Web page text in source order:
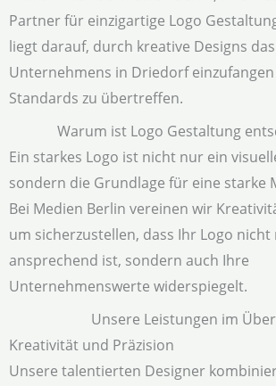
Partner für einzigartige Logo
liegt darauf, durch kreative Designs
Unternehmens in Driedorf
Standards zu übertreffen.
Warum ist Logo Gestaltung
Ein starkes Logo ist nicht nur ein
sondern die Grundlage für eine starke
Bei Medien Berlin vereinen wir
um sicherzustellen, dass Ihr Logo
ansprechend ist, sondern auch Ihre
Unternehmenswerte widerspiegelt.
Unsere Leistungen im
Kreativität und Präzision
Unsere talentierten Designer